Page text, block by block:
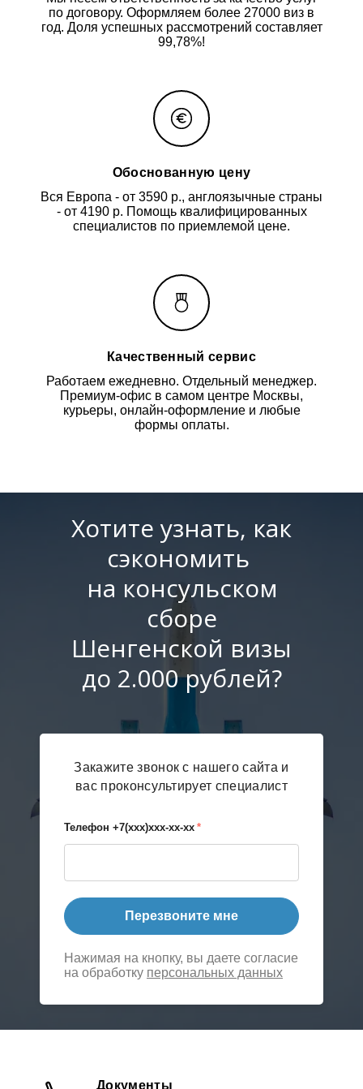
по договору. Оформляем более 27000 виз в
год. Доля успешных рассмотрений составляет
99,78%!
Обоснованную цену
Вся Европа - от 3590 р., англоязычные страны
- от 4190 р. Помощь квалифицированных
специалистов по приемлемой цене.
Качественный сервис
Работаем ежедневно. Отдельный менеджер.
Премиум-офис в самом центре Москвы,
курьеры, онлайн-оформление и любые
формы оплаты.
Хотите узнать, как
сэкономить
на консульском
сборе
Шенгенской визы
до 2.000 рублей?
Закажите звонок с нашего сайта и
вас проконсультирует специалист
Телефон +7(xxx)xxx-xx-xx *
Перезвоните мне
Нажимая на кнопку, вы даете согласие
на обработку персональных данных
Документы